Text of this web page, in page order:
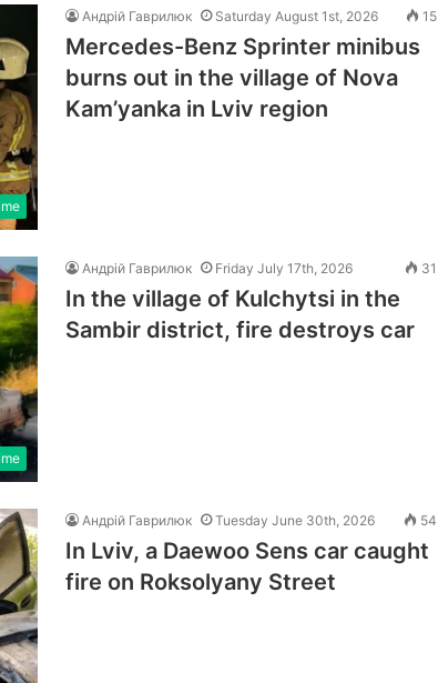
Андрій Гаврилюк Saturday August 1st, 2026 15
Mercedes-Benz Sprinter minibus
burns out in the village of Nova
Kam’yanka in Lviv region
Андрій Гаврилюк Friday July 17th, 2026 31
In the village of Kulchytsi in the
Sambir district, fire destroys car
Андрій Гаврилюк Tuesday June 30th, 2026 54
In Lviv, a Daewoo Sens car caught
fire on Roksolyany Street